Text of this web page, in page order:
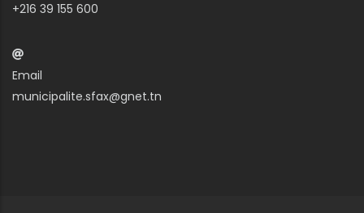
+216 39 155 600
Email
municipalite.sfax@gnet.tn